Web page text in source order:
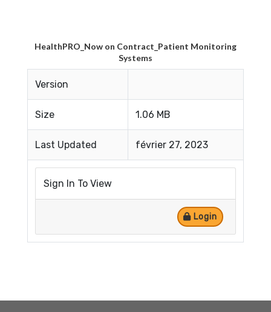
HealthPRO_Now on Contract_Patient Monitoring
Systems
Version
Size 1.06 MB
Last Updated février 27, 2023
Sign In To View
Login